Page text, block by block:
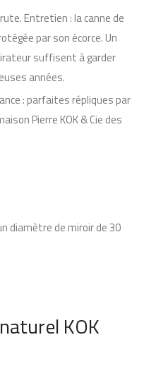
Entretien : la canne de
par son écorce. Un
suffisent à garder
années.
: parfaites répliques par
Pierre KOK & Cie des
diamètre de miroir de 30
KOK